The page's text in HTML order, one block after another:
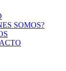
SOMOS?